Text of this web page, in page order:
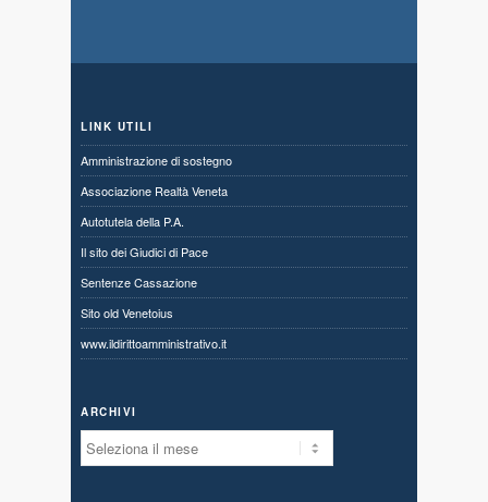
LINK UTILI
Amministrazione di sostegno
Associazione Realtà Veneta
Autotutela della P.A.
Il sito dei Giudici di Pace
Sentenze Cassazione
Sito old Venetoius
www.ildirittoamministrativo.it
ARCHIVI
Archivi